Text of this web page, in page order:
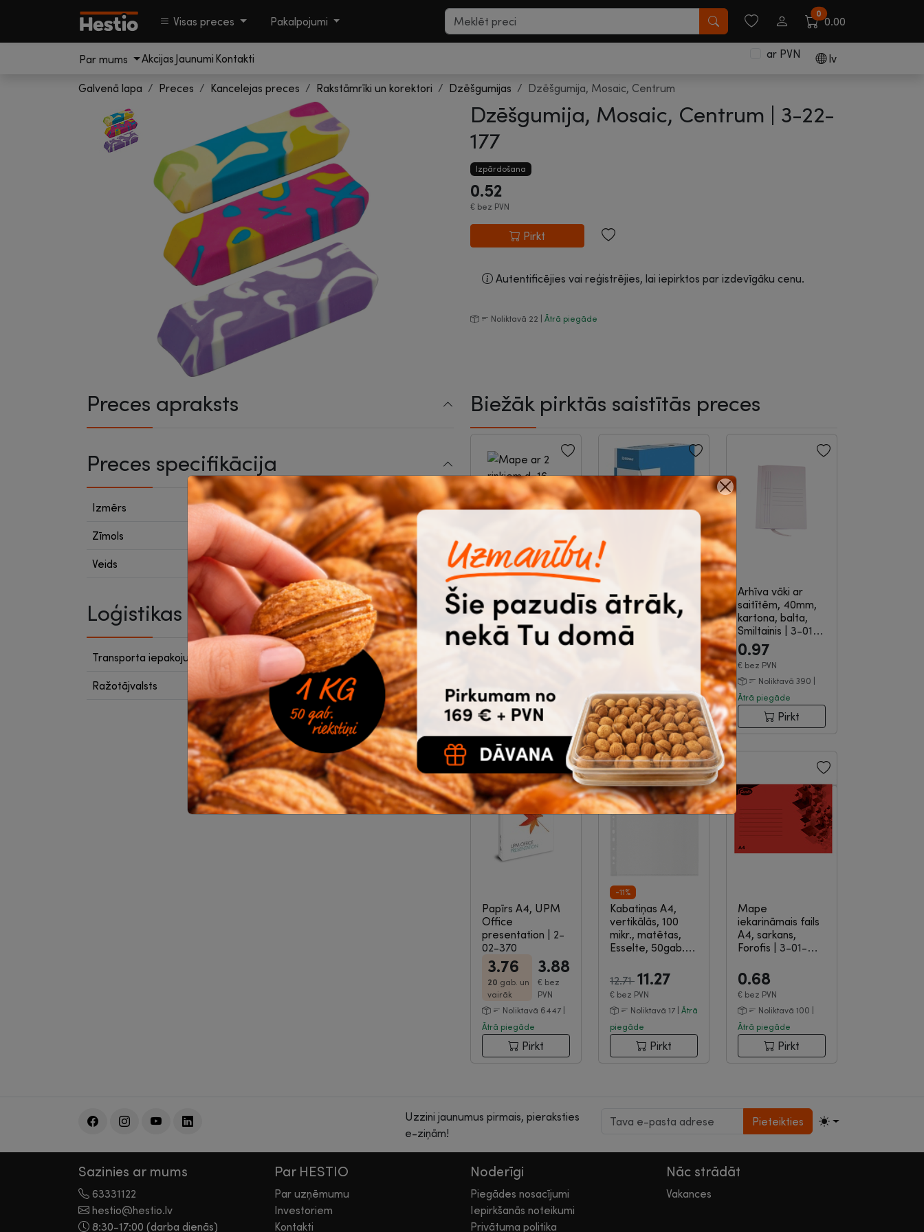
Visas preces Pakalpojumi
0
0.00
Par mums Akcijas Jaunumi Kontakti ar PVN lv
Galvenā lapa Preces Kancelejas preces Rakstāmrīki un korektori Dzēšgumijas Dzēšgumija, Mosaic, Centrum
Dzēšgumija, Mosaic, Centrum | 3-22-
177
Izpārdošana
0.52
€ bez PVN
Pirkt
Autentificējies vai reģistrējies, lai iepirktos par izdevīgāku cenu.
Noliktavā 22 | Ātrā piegāde
Preces apraksts
Preces specifikācija
Izmērs 58 x 19 x 9 mm
Zīmols Centrum
Veids Standarta
Loģistikas dati
Transporta iepakojumā 24
Ražotājvalsts Ķīna
Biežāk pirktās saistītās preces
-23%
Mape ar 2 riņķiem
kartona, melna,
25 mm, Multi-s |
3-01-1401
3.99
Ātrā piegāde
Pirkt
Arhīva kārba
A4/120mm,
zila/balta, Donau
| 3-04-218
1.34
Ātrā piegāde
Pirkt
Arhīva vāki ar
saitītēm, 40mm,
kartona, balta,
Smiltainis
3-01-
128
0.97
€ bez PVN
Noliktavā 390 |
Ātrā piegāde
Pirkt
Papīrs A4, UPM
Office
presentation
2-
02-370
3.76
20 gab. un
vairāk
3.88
€ bez
PVN
Noliktavā 6447 |
Ātrā piegāde
Pirkt
-11%
Kabatiņas A4,
vertikālās, 100
mikr., matētas,
Esselte, 50gab....
12.71 11.27
€ bez PVN
Noliktavā 17 | Ātrā
piegāde
Pirkt
Mape
iekarināmais fails
A4, sarkans,
Forofis
3-01-
0.68
€ bez PVN
Noliktavā 100 |
Ātrā piegāde
Pirkt
Uzzini jaunumus pirmais, pieraksties
e-ziņām!
Pieteikties
Sazinies ar mums
63331122
hestio@hestio.lv
8:30-17:00 (darba dienās)
Par HESTIO
Par uzņēmumu
Investoriem
Kontakti
Noderīgi
Piegādes nosacījumi
Iepirkšanās noteikumi
Privātuma politika
Nāc strādāt
Vakances